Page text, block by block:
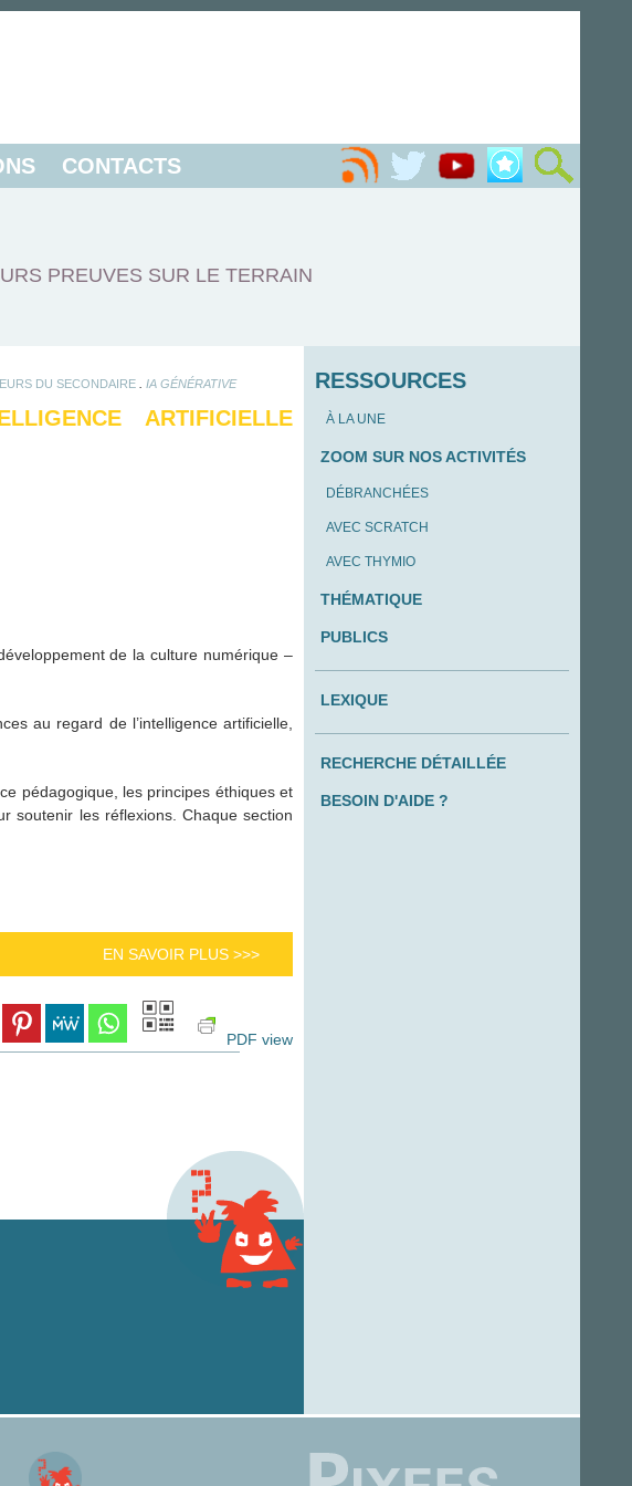
CONTACTS
PREUVES SUR LE TERRAIN
DU SECONDAIRE IA GÉNÉRATIVE
ARTIFICIELLE
de la culture numérique –
au regard de l’intelligence artificielle,
pédagogique, les principes éthiques et
soutenir les réflexions. Chaque section
EN SAVOIR PLUS >>>
PDF view
RESSOURCES
À LA UNE
ZOOM SUR NOS ACTIVITÉS
DÉBRANCHÉES
AVEC SCRATCH
AVEC THYMIO
THÉMATIQUE
PUBLICS
LEXIQUE
RECHERCHE DÉTAILLÉE
BESOIN D'AIDE ?